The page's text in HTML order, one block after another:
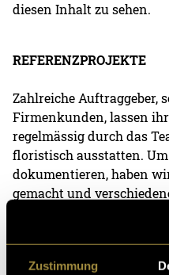
Zustimmung
diesen Inhalt zu sehen.
REFERENZPROJEKTE
Zahlreiche Auftraggeber,
Firmenkunden, lassen
regelmässig durch das
floristisch ausstatten.
dokumentieren, haben
gemacht und